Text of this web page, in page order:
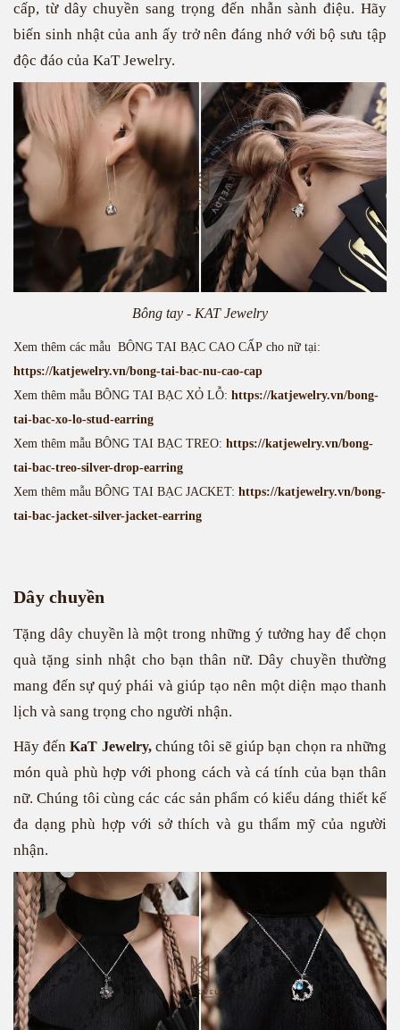
cấp, từ dây chuyền sang trọng đến nhẫn sành điệu. Hãy
biến sinh nhật của anh ấy trở nên đáng nhớ với bộ sưu tập
độc đáo của KaT Jewelry.
Bông tay - KAT Jewelry
Xem thêm các mẫu BÔNG TAI BẠC CAO CẤP cho nữ tại:
https://katjewelry.vn/bong-tai-bac-nu-cao-cap
Xem thêm mẫu BÔNG TAI BẠC XỎ LỖ: https://katjewelry.vn/bong-
tai-bac-xo-lo-stud-earring
Xem thêm mẫu BÔNG TAI BẠC TREO: https://katjewelry.vn/bong-
tai-bac-treo-silver-drop-earring
Xem thêm mẫu BÔNG TAI BẠC JACKET: https://katjewelry.vn/bong-
tai-bac-jacket-silver-jacket-earring
Dây chuyền
Tặng dây chuyền là một trong những ý tưởng hay để chọn
quà tặng sinh nhật cho bạn thân nữ. Dây chuyền thường
mang đến sự quý phái và giúp tạo nên một diện mạo thanh
lịch và sang trọng cho người nhận.
Hãy đến KaT Jewelry, chúng tôi sẽ giúp bạn chọn ra những
món quà phù hợp với phong cách và cá tính của bạn thân
nữ. Chúng tôi cùng các các sản phẩm có kiểu dáng thiết kế
đa dạng phù hợp với sở thích và gu thẩm mỹ của người
nhận.